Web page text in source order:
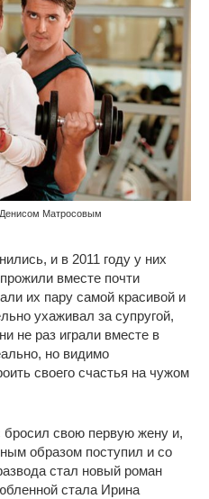
Матросовым
и в 2011 году у них
вместе почти
их пару самой красивой и
ухаживал за супругой,
не раз играли вместе в
но видимо
своего счастья на чужом
бросил свою первую жену и,
образом поступил и со
стал новый роман
стала Ирина